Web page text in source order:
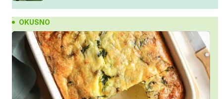
OKUSNO